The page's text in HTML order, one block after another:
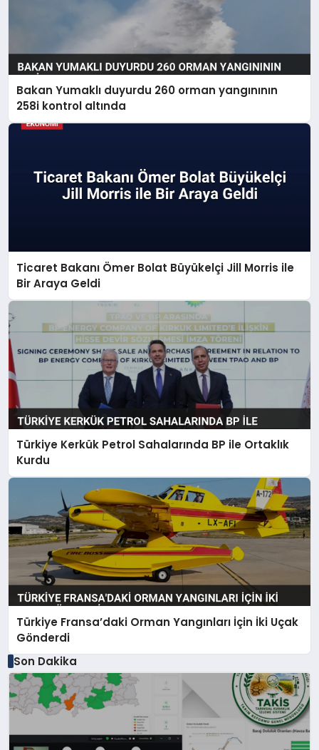
Bakan Yumaklı duyurdu 260 orman yangınının
258i kontrol altında
Ticaret Bakanı Ömer Bolat Büyükelçi Jill Morris ile
Bir Araya Geldi
Türkiye Kerkük Petrol Sahalarında BP ile Ortaklık
Kurdu
Türkiye Fransa’daki Orman Yangınları İçin İki Uçak
Gönderdi
Son Dakika